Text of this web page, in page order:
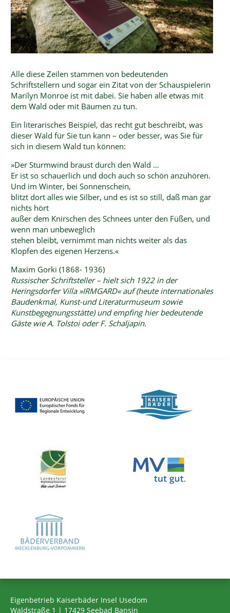
Alle diese Zeilen stammen von bedeutenden
Schriftstellern und sogar ein Zitat von der Schauspielerin
Marilyn Monroe ist mit dabei. Sie haben alle etwas mit
dem Wald oder mit Bäumen zu tun.
Ein literarisches Beispiel, das recht gut beschreibt, was
dieser Wald für Sie tun kann – oder besser, was Sie für
sich in diesem Wald tun können:
»Der Sturmwind braust durch den Wald …
Er ist so schauerlich und doch auch so schön anzuhören.
Und im Winter, bei Sonnenschein,
blitzt dort alles wie Silber, und es ist so still, daß man gar
nichts hört
außer dem Knirschen des Schnees unter den Füßen, und
wenn man unbeweglich
stehen bleibt, vernimmt man nichts weiter als das
Klopfen des eigenen Herzens.«
Maxim Gorki (1868- 1936)
Russischer Schriftsteller – hielt sich 1922 in der
Heringsdorfer Villa »IRMGARD« auf(heute internationales
Baudenkmal, Kunst-und Literaturmuseum sowie
Kunstbegegnungsstätte)und empfing hier bedeutende
Gäste wie A. Tolstoi oder F. Schaljapin.
Eigenbetrieb Kaiserbäder Insel Usedom
Waldstraße 1 | 17429 Seebad Bansin